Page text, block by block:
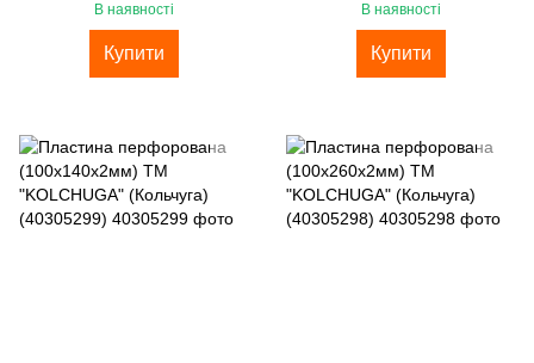
В наявності
Купити
В наявності
Купити